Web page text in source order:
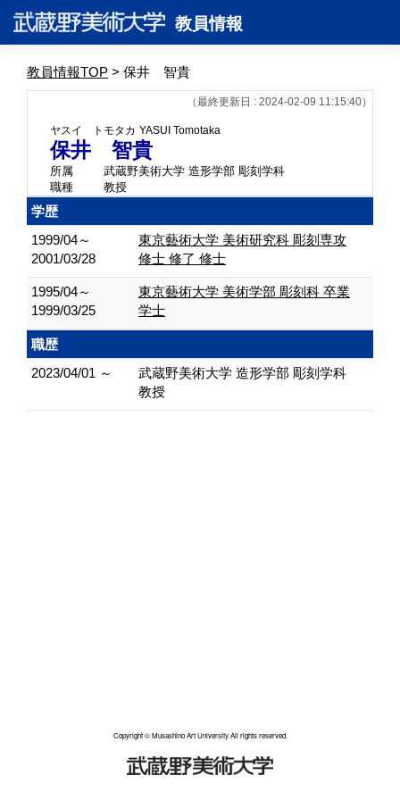
教員情報
教員情報TOP > 保井 智貴
（最終更新日 : 2024-02-09 11:15:40）
ヤスイ トモタカ YASUI Tomotaka
保井 智貴
所属
武蔵野美術大学 造形学部 彫刻学科
職種
教授
学歴
1999/04～
2001/03/28
東京藝術大学 美術研究科 彫刻専攻
修士 修了 修士
1995/04～
1999/03/25
東京藝術大学 美術学部 彫刻科 卒業
学士
職歴
2023/04/01 ～
武蔵野美術大学 造形学部 彫刻学科
教授
Copyright © Musashino Art University All rights reserved.